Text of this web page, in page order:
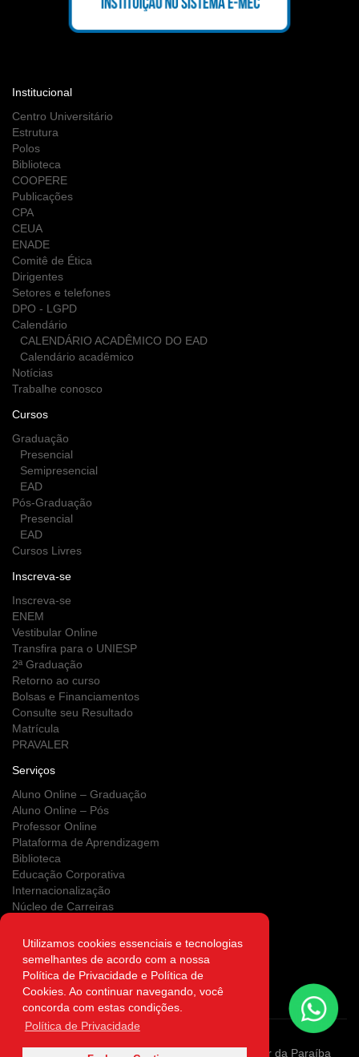
Utilizamos cookies essenciais e tecnologias
semelhantes de acordo com a nossa
Política de Privacidade e Política de
Cookies. Ao continuar navegando, você
concorda com estas condições.
Política de Privacidade
Institucional
Centro Universitário
Estrutura
Polos
Biblioteca
COOPERE
Publicações
CPA
CEUA
ENADE
Comitê de Ética
Dirigentes
Setores e telefones
DPO - LGPD
Calendário
CALENDÁRIO ACADÊMICO DO EAD
Calendário acadêmico
Notícias
Trabalhe conosco
Cursos
Graduação
Presencial
Semipresencial
EAD
Pós-Graduação
Presencial
EAD
Cursos Livres
Inscreva-se
Inscreva-se
ENEM
Vestibular Online
Transfira para o UNIESP
2ª Graduação
Retorno ao curso
Bolsas e Financiamentos
Consulte seu Resultado
Matrícula
PRAVALER
Serviços
Aluno Online – Graduação
Aluno Online – Pós
Professor Online
Plataforma de Aprendizagem
Biblioteca
Educação Corporativa
Internacionalização
Núcleo de Carreiras
NUPS
Clínica Escola
Área do Egresso
Atendimento on-line
Autenticidade
Copyright ©2026 Sociedade de Ensino Superior da Paraíba